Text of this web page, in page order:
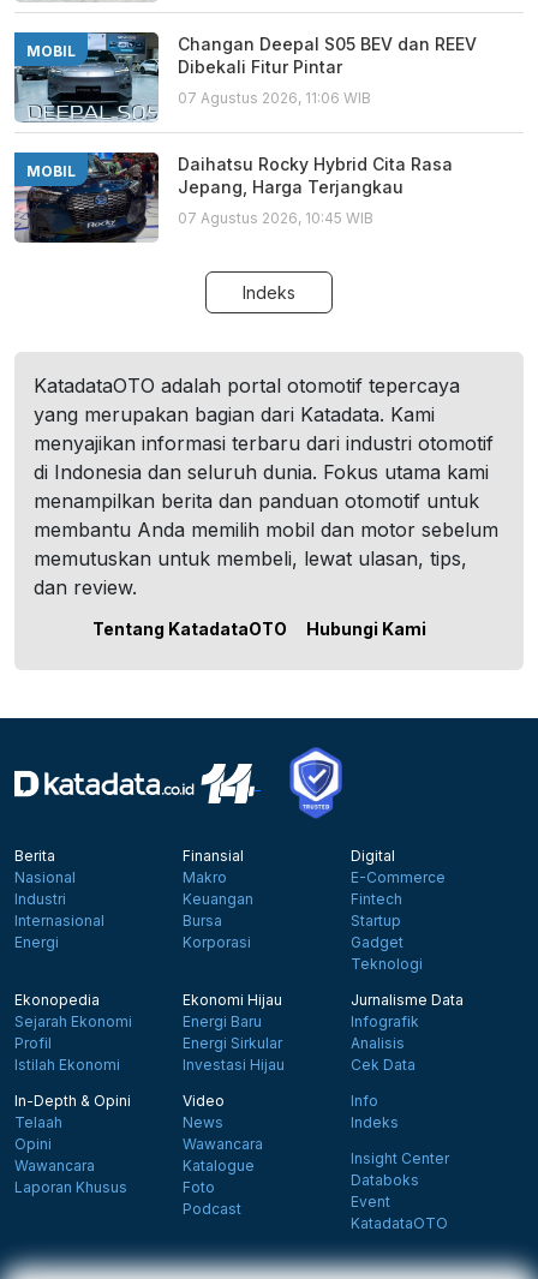
MOBIL
Changan Deepal S05 BEV dan REEV
Dibekali Fitur Pintar
07 Agustus 2026, 11:06 WIB
MOBIL
Daihatsu Rocky Hybrid Cita Rasa
Jepang, Harga Terjangkau
07 Agustus 2026, 10:45 WIB
Indeks
KatadataOTO adalah portal otomotif tepercaya
yang merupakan bagian dari Katadata. Kami
menyajikan informasi terbaru dari industri otomotif
di Indonesia dan seluruh dunia. Fokus utama kami
menampilkan berita dan panduan otomotif untuk
membantu Anda memilih mobil dan motor sebelum
memutuskan untuk membeli, lewat ulasan, tips,
dan review.
Tentang KatadataOTO Hubungi Kami
Berita
Nasional
Industri
Internasional
Energi
Finansial
Makro
Keuangan
Bursa
Korporasi
Digital
E-Commerce
Fintech
Startup
Gadget
Teknologi
Ekonopedia
Sejarah Ekonomi
Profil
Istilah Ekonomi
Ekonomi Hijau
Energi Baru
Energi Sirkular
Investasi Hijau
Jurnalisme Data
Infografik
Analisis
Cek Data
In-Depth & Opini
Telaah
Opini
Wawancara
Laporan Khusus
Video
News
Wawancara
Katalogue
Foto
Podcast
Info
Indeks
Insight Center
Databoks
Event
KatadataOTO